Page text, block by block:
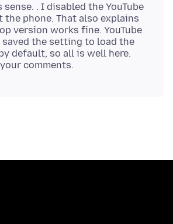
sense. . I disabled the YouTube
the phone. That also explains
version works fine. YouTube
saved the setting to load the
default, so all is well here.